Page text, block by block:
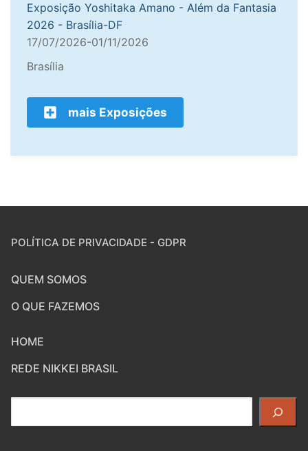
Exposição Yoshitaka Amano - Além da Fantasia
2026 - Brasília-DF
17/07/2026-01/11/2026
Brasília
mais Exposições
POLÍTICA DE PRIVACIDADE - GDPR
QUEM SOMOS
O QUE FAZEMOS
HOME
REDE NIKKEI BRASIL